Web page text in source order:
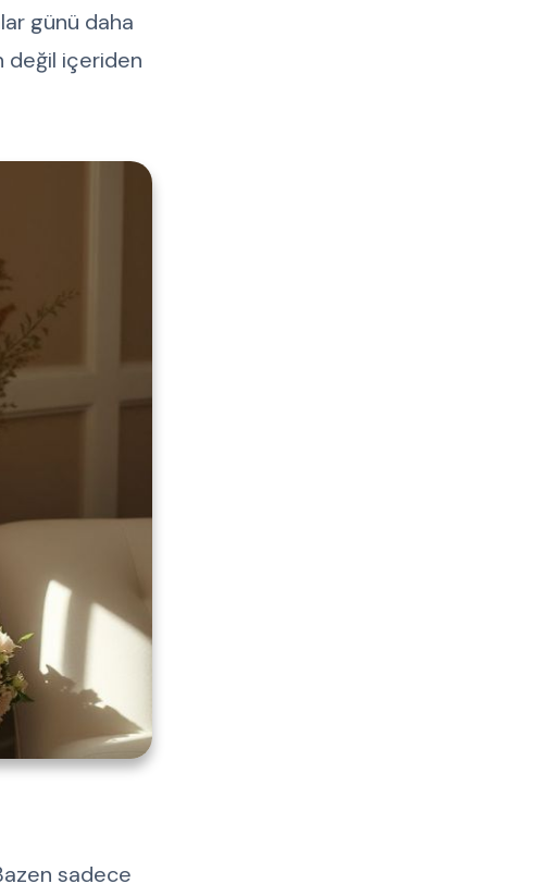
günü daha
değil içeriden
sadece